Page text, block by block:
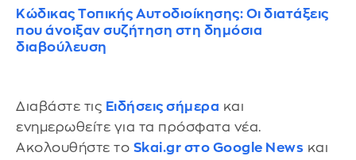
Κώδικας Τοπικής Αυτοδιοίκησης: Οι διατάξεις
που άνοιξαν συζήτηση στη δημόσια
διαβούλευση
Διαβάστε τις Ειδήσεις σήμερα και
ενημερωθείτε για τα πρόσφατα νέα.
Ακολουθήστε το Skai.gr στο Google News και